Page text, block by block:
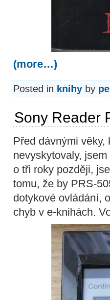
(more…)
Posted in knihy by
Sony Reader
Před dávnými
nevyskytovaly,
o tři roky později,
tomu, že by PRS-
dotykové ovládání,
chyb v e-knihách.